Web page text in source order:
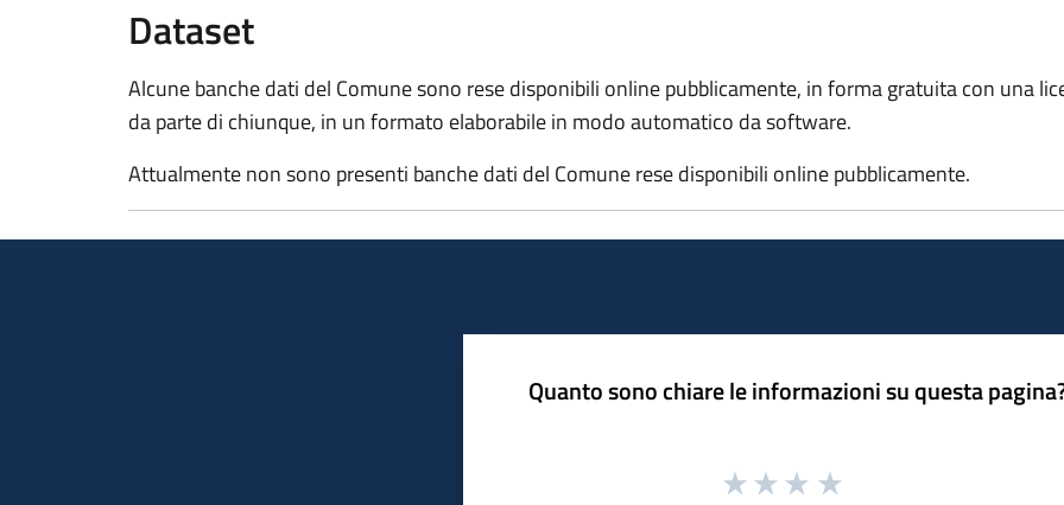
Dataset
Alcune banche dati del Comune sono rese disponibili online pubblicamente, in forma gratuita con una
da parte di chiunque, in un formato elaborabile in modo automatico da software.
Attualmente non sono presenti banche dati del Comune rese disponibili online pubblicamente.
Quanto sono chiare le informazioni su questa